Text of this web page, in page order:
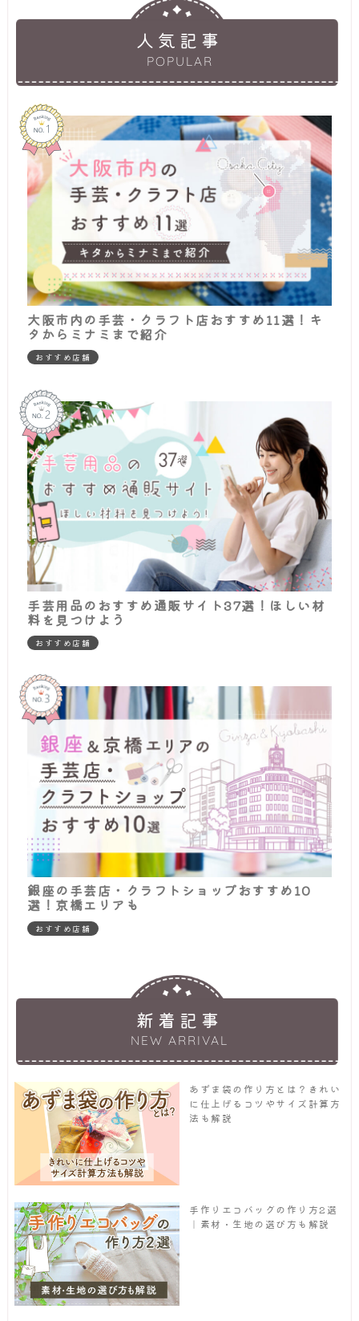
人気記事
POPULAR
大阪市内の手芸・クラフト店おすすめ11選！キ
タからミナミまで紹介
おすすめ店舗
手芸用品のおすすめ通販サイト37選！ほしい材
料を見つけよう
おすすめ店舗
銀座の手芸店・クラフトショップおすすめ10
選！京橋エリアも
おすすめ店舗
新着記事
NEW ARRIVAL
あずま袋の作り方とは？きれい
に仕上げるコツやサイズ計算方
法も解説
手作りエコバッグの作り方2選
｜素材・生地の選び方も解説